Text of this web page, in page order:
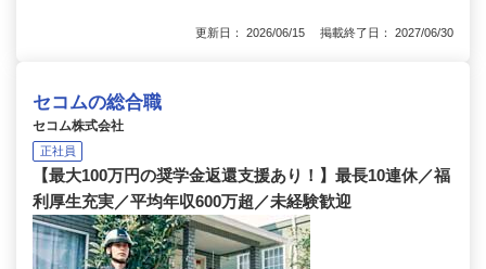
更新日： 2026/06/15 掲載終了日： 2027/06/30
セコムの総合職
セコム株式会社
正社員
【最大100万円の奨学金返還支援あり！】最長10連休／福
利厚生充実／平均年収600万超／未経験歓迎